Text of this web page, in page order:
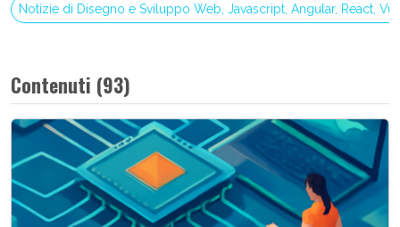
Notizie di Disegno e Sviluppo Web, Javascript, Angular, React,
Contenuti (93)